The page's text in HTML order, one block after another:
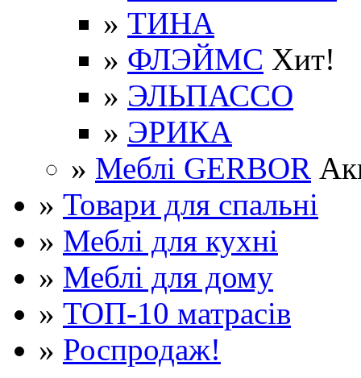
» ТИНА
» ФЛЭЙМС Хит!
» ЭЛЬПАССО
» ЭРИКА
» Меблі GERBOR
» Товари для спальні
» Меблі для кухні
» Меблі для дому
» ТОП-10 матрасів
» Роспродаж!